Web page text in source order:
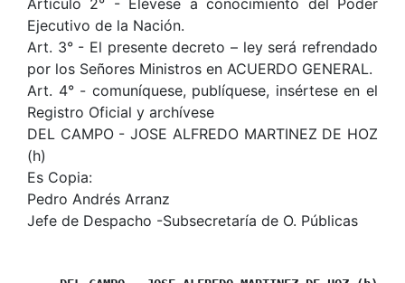
Artículo 2° - Elévese a conocimiento del Poder
Ejecutivo de la Nación.
Art. 3° - El presente decreto – ley será refrendado
por los Señores Ministros en ACUERDO GENERAL.
Art. 4° - comuníquese, publíquese, insértese en el
Registro Oficial y archívese
DEL CAMPO - JOSE ALFREDO MARTINEZ DE HOZ
(h)
Es Copia:
Pedro Andrés Arranz
Jefe de Despacho -Subsecretaría de O. Públicas